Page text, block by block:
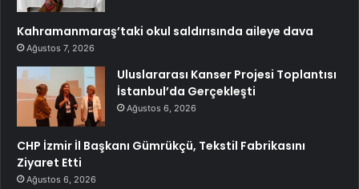
Kahramanmaraş’taki okul saldırısında aileye dava
Ağustos 7, 2026
Uluslararası Kanser Projesi Toplantısı
İstanbul’da Gerçekleşti
Ağustos 6, 2026
CHP İzmir İl Başkanı Gümrükçü, Tekstil Fabrikasını
Ziyaret Etti
Ağustos 6, 2026